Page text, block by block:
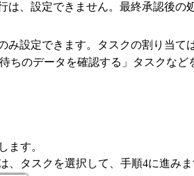
、設定できません。最終承認後の
設定できます。タスクの割り当て
のデータを確認する」タスクな
ます。
タスクを選択して、手順4に進みま